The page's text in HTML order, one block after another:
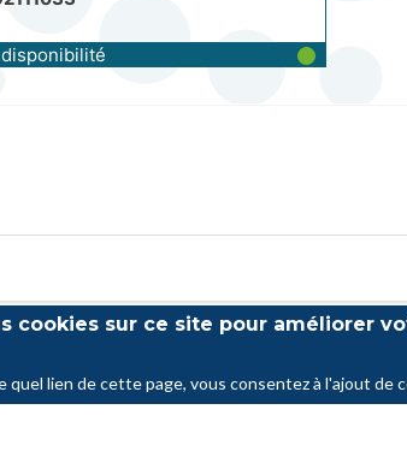
cookies sur ce site pour améliorer
quel lien de cette page, vous consentez à l'ajout de